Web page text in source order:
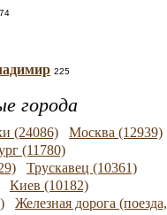
225
города
(24086)
Москва (12939)
(11780)
Трускавец (10361)
Киев (10182)
Железная дорога (поезда,